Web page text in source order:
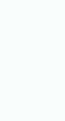
уделено